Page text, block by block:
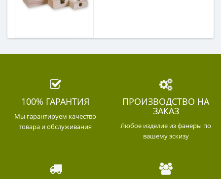
100% ГАРАНТИЯ
Мы гарантируем качество
товара и обслуживания
ПРОИЗВОДСТВО НА
ЗАКАЗ
Любое изделие из фанеры по
вашему эскизу